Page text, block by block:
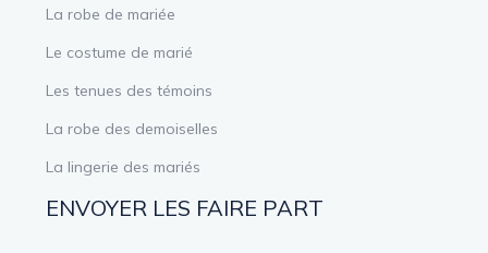
La robe de mariée
Le costume de marié
Les tenues des témoins
La robe des demoiselles
La lingerie des mariés
ENVOYER LES FAIRE PART